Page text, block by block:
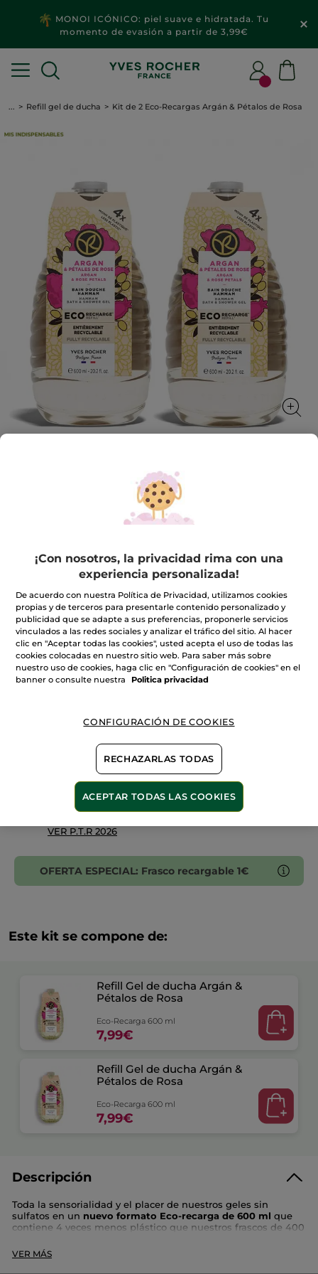
MONOI ICÓNICO: piel suave e hidratada. Tu
momento de evasión a partir de 3,99€
... Refill gel de ducha Kit de 2 Eco-Recargas Argán & Pétalos de Rosa
Kit de 2 Eco-Recargas Argán & Pétalos
de Rosa
4.8 ★★★★★
★★★★★
4.8
5
estrellas.
Leer
de
Kit
de
Eco-
Recargas
de
Rosa
(578)INCLUIR UNA RESEÑA
-31% 10,99€ 15,98€
Cantidad
AÑADIR A MI CESTA
Entrega entre 5 a 8 días hábiles
Pago Seguro
Satisfecho o te devolvemos el dinero
Las promociones o ventajas Yves Rocher son
calculadas en comparación con los Precios tarifa
VER P.T.R 2026
OFERTA ESPECIAL: Frasco recargable 1€
Este kit se compone de:
Refill Gel de ducha Argán &
Pétalos de Rosa
Eco-Recarga 600 ml
7,99€
Refill Gel de ducha Argán &
Pétalos de Rosa
Eco-Recarga 600 ml
7,99€
Descripción
Toda la sensorialidad y el placer de nuestros geles sin
sulfatos en un nuevo formato Eco-recarga de 600 ml que
contiene 4 veces menos plástico que nuestros frascos de 400
reciclado procedente de zonas costeras y ¡el envase es
totalmente reciclable!
VER MÁS
¡Con nosotros, la privacidad rima con una
experiencia personalizada!
De acuerdo con nuestra Política de Privacidad, utilizamos cookies
propias y de terceros para presentarle contenido personalizado y
publicidad que se adapte a sus preferencias, proponerle servicios
vinculados a las redes sociales y analizar el tráfico del sitio. Al hacer
clic en "Aceptar todas las cookies", usted acepta el uso de todas las
cookies colocadas en nuestro sitio web. Para saber más sobre
nuestro uso de cookies, haga clic en "Configuración de cookies" en el
banner o consulte nuestra
Politica privacidad
CONFIGURACIÓN DE COOKIES
RECHAZARLAS TODAS
ACEPTAR TODAS LAS COOKIES